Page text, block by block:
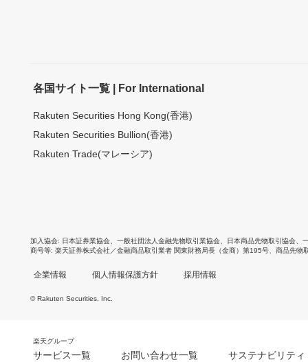
各国サイト一覧 | For International
Rakuten Securities Hong Kong(香港)
Rakuten Securities Bullion(香港)
Rakuten Trade(マレーシア)
加入協会 日本証券業協会 一般社団法人金融先物取引業協会 日本商品先物取引協会
商号等 楽天証券株式会社／金融商品取引業者 関東財務局長（金商）第195号、商品先物
企業情報 個人情報保護方針 採用情報
© Rakuten Securities, Inc.
楽天グループ
サービス一覧 お問い合わせ一覧 サステナビリティ